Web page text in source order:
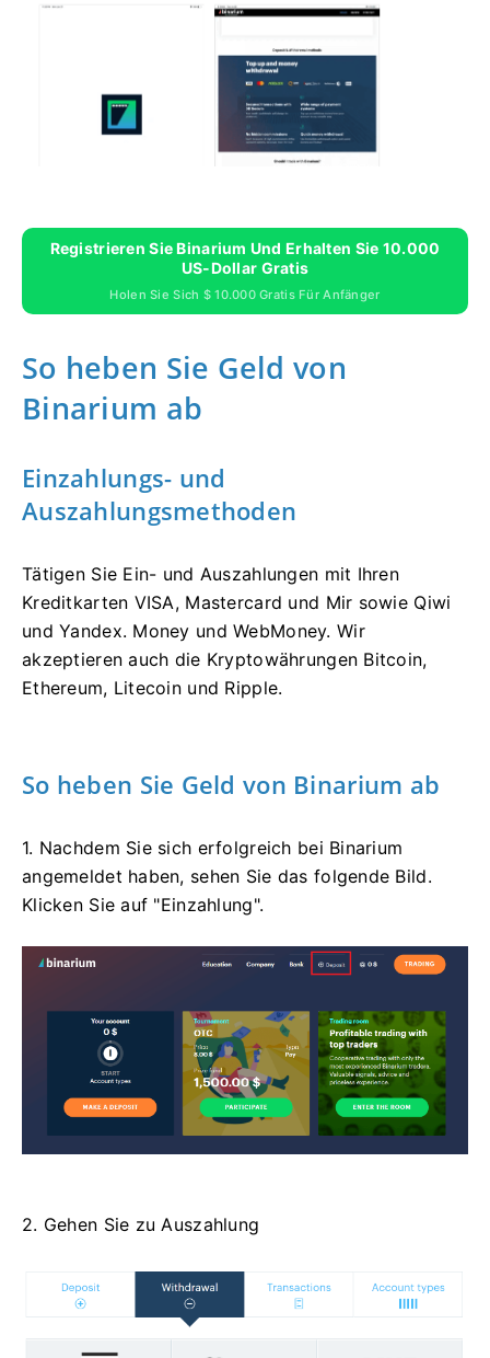
Registrieren Sie Binarium Und Erhalten Sie 10.000
US-Dollar Gratis
Holen Sie Sich $ 10.000 Gratis Für Anfänger
So heben Sie Geld von
Binarium ab
Einzahlungs- und
Auszahlungsmethoden
Tätigen Sie Ein- und Auszahlungen mit Ihren
Kreditkarten VISA, Mastercard und Mir sowie Qiwi
und Yandex. Money und WebMoney. Wir
akzeptieren auch die Kryptowährungen Bitcoin,
Ethereum, Litecoin und Ripple.
So heben Sie Geld von Binarium ab
1. Nachdem Sie sich erfolgreich bei Binarium
angemeldet haben, sehen Sie das folgende Bild.
Klicken Sie auf "Einzahlung".
2. Gehen Sie zu Auszahlung